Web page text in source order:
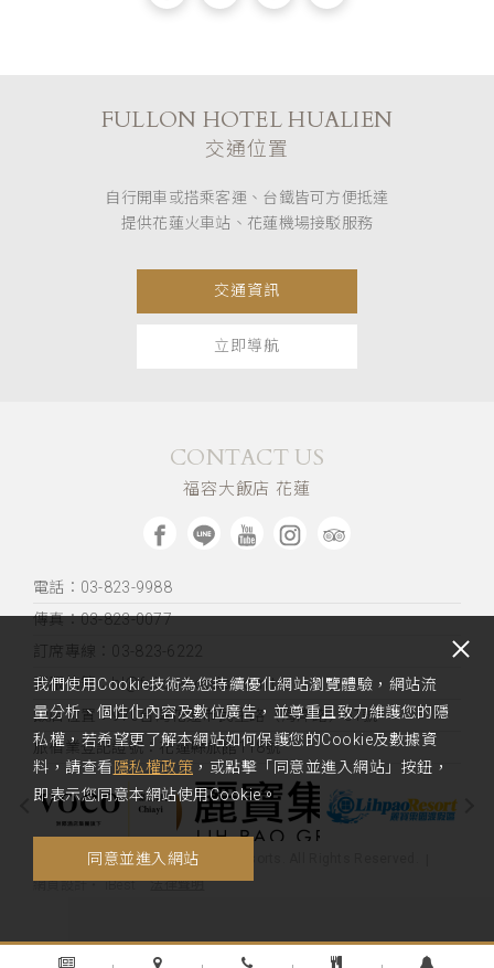
FULLON HOTEL HUALIEN
交通位置
自行開車或搭乘客運、台鐵皆可方便抵達
提供花蓮火車站、花蓮機場接駁服務
交通資訊
立即導航
CONTACT US
福容大飯店 花蓮
電話：03-823-9988
傳真：03-823-0077
訂席專線：03-823-6222
客服信箱：hl@fullon-hotels.com.tw
飯店位置：970台灣花蓮市民生路（海岸路）51號
旅宿業登記證號：花蓮縣旅館118號
Copyright 2020 Fullon Hotels & Resorts. All Rights Reserved.
網頁設計‧iBest 法律聲明
我們使用Cookie技術為您持續優化網站瀏覽體驗，網站流
量分析、個性化內容及數位廣告，並尊重且致力維護您的隱
私權，若希望更了解本網站如何保護您的Cookie及數據資
料，請查看 隱私權政策 ，或點擊「同意並進入網站」按鈕，
即表示您同意本網站使用Cookie。
同意並進入網站